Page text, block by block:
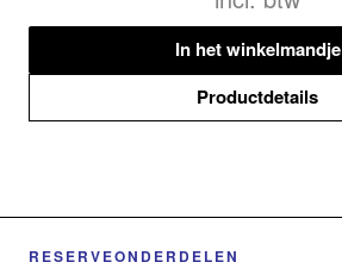
In het winkelmandje
Productdetails
RESERVEONDERDELEN